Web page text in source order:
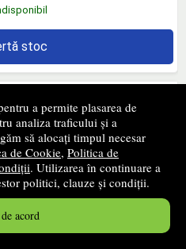
a permite plasarea de
analiza traficului și a
să alocați timpul necesar
de Cookie, Politica de
. Utilizarea în continuare a
politici, clauze și condiții.
acord
stoc
Alaptarea
- 2014
lei